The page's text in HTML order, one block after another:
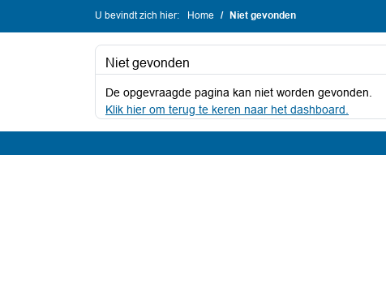
U bevindt zich hier: Home Niet gevonden
Niet gevonden
De opgevraagde pagina kan niet worden gevonden.
Klik hier om terug te keren naar het dashboard.